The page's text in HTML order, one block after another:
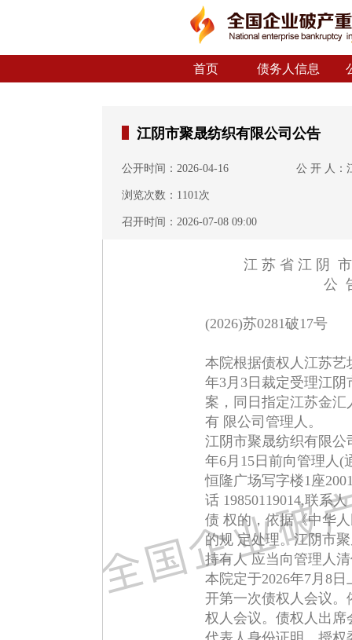
首页 债务人信息
江阴市聚晟纺织有限公司公告
公开时间：2026-04-16 公 开 人：
浏览次数：1101次
召开时间： 2026-07-08 09:00
江 苏 省 江 阴
公
(2026)苏0281破17号
本院根据债权人江苏艺
年3月3日裁定受理江
案，同日指定江苏金
有 限公司管理人。
江阴市聚晟纺织有限公
年6月15日前向管理人(
恒隆广场写字楼1座
话 19850119014,联系
债 权的，依据《中华
的规 定处理。江阴市
持有人 应当向管理人
本院定于2026年7月8
开第一次债权人会议
权人会议。债权人出